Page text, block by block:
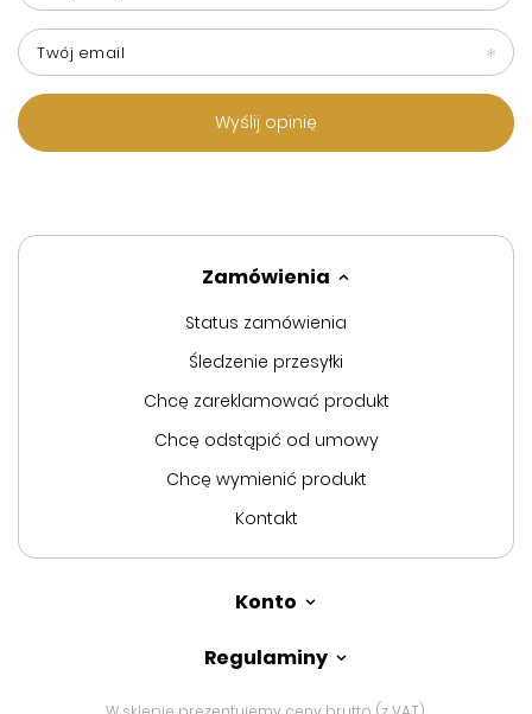
Twój email
Wyślij opinię
Zamówienia
Status zamówienia
Śledzenie przesyłki
Chcę zareklamować produkt
Chcę odstąpić od umowy
Chcę wymienić produkt
Kontakt
Konto
Regulaminy